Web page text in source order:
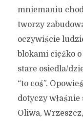
mniemaniu
tworzy
oczywiście
blokami ciężko
stare osiedla/
“to coś”.
dotyczy
Oliwa,